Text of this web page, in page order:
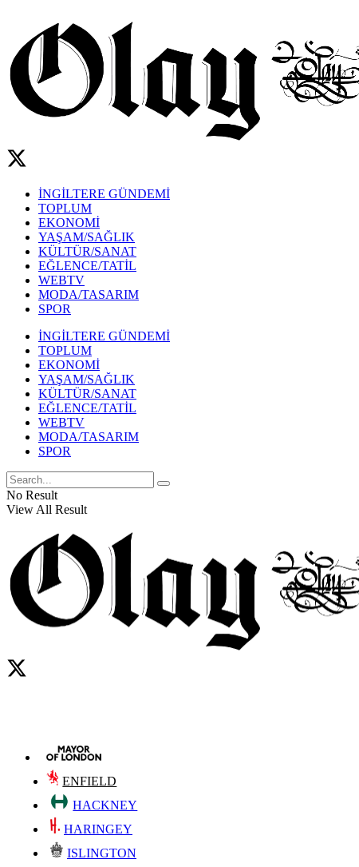
İNGİLTERE GÜNDEMİ
TOPLUM
EKONOMİ
YAŞAM/SAĞLIK
KÜLTÜR/SANAT
EĞLENCE/TATİL
WEBTV
MODA/TASARIM
SPOR
İNGİLTERE GÜNDEMİ
TOPLUM
EKONOMİ
YAŞAM/SAĞLIK
KÜLTÜR/SANAT
EĞLENCE/TATİL
WEBTV
MODA/TASARIM
SPOR
No Result
View All Result
ENFIELD
HACKNEY
HARINGEY
ISLINGTON